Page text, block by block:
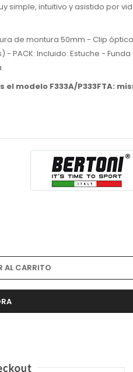
simple, intuitivo y asistido por
de montura 50mm - Clip
PACK: Incluido: Estuche - Funda
modelo F333A/P333FTA:
AL CARRITO